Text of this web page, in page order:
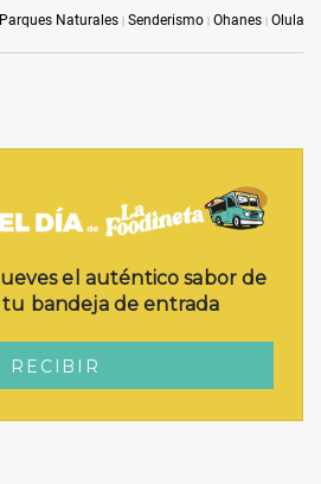
Parques Naturales Senderismo Ohanes Olula